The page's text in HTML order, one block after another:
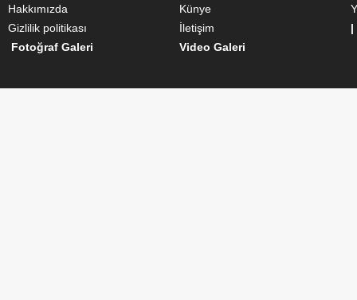
Hakkımızda Künye
Gizlilik politikası
İletişim
|
Fotoğraf Galeri
Video Galeri